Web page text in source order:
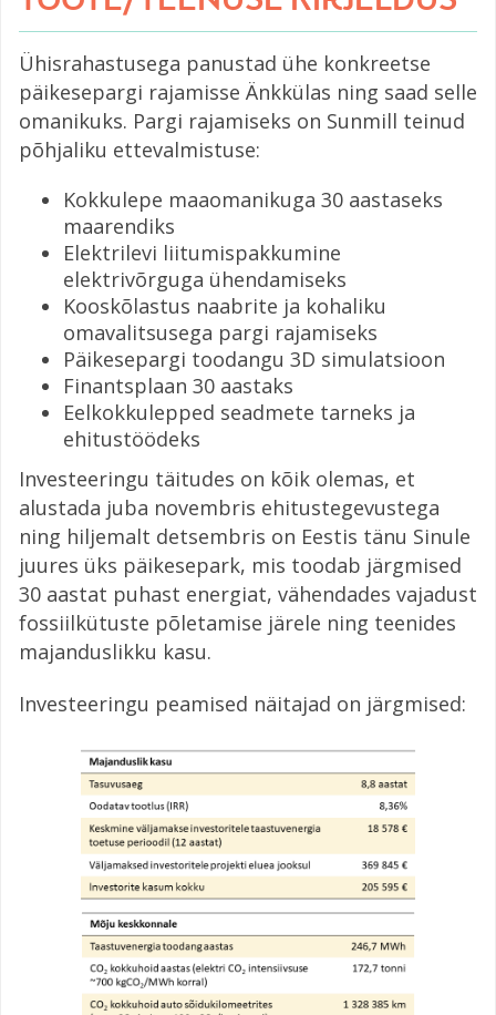
Ühisrahastusega panustad ühe konkreetse
päikesepargi rajamisse Änkkülas ning saad selle
omanikuks. Pargi rajamiseks on Sunmill teinud
põhjaliku ettevalmistuse:
Kokkulepe maaomanikuga 30 aastaseks
maarendiks
Elektrilevi liitumispakkumine
elektrivõrguga ühendamiseks
Kooskõlastus naabrite ja kohaliku
omavalitsusega pargi rajamiseks
Päikesepargi toodangu 3D simulatsioon
Finantsplaan 30 aastaks
Eelkokkulepped seadmete tarneks ja
ehitustöödeks
Investeeringu täitudes on kõik olemas, et
alustada juba novembris ehitustegevustega
ning hiljemalt detsembris on Eestis tänu Sinule
juures üks päikesepark, mis toodab järgmised
30 aastat puhast energiat, vähendades vajadust
fossiilkütuste põletamise järele ning teenides
majanduslikku kasu.
Investeeringu peamised näitajad on järgmised: